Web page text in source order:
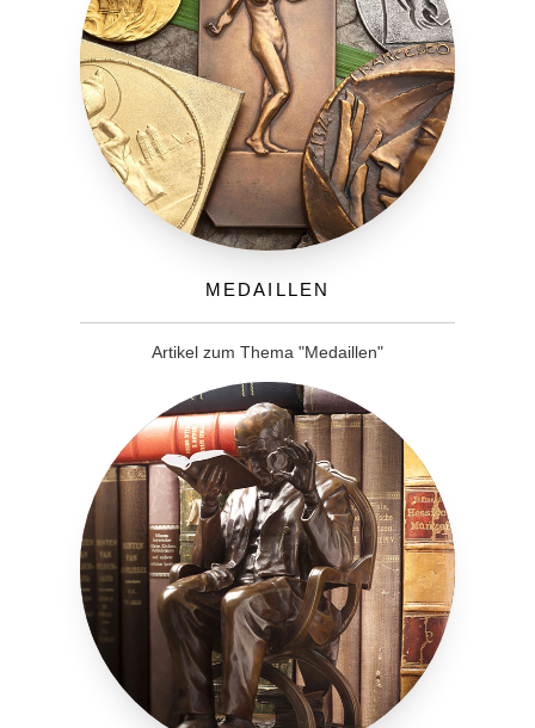
Medaillen
Artikel zum Thema "Medaillen"